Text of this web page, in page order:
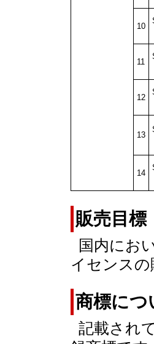
10
11
12
13
14
販売目標
国内にお
イセンス
商標につ
記載され